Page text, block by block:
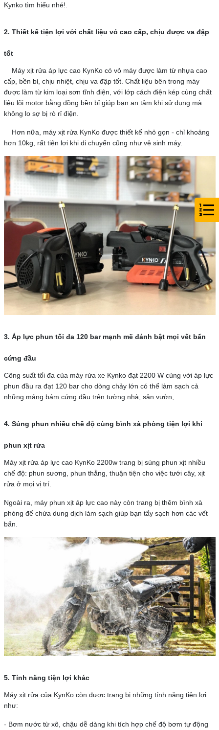
Kynko tìm hiểu nhé!.
2. Thiết kế tiện lợi với chất liệu vỏ cao cấp, chịu được va đập
tốt
Máy xịt rửa áp lực cao KynKo có vỏ máy được làm từ nhựa cao
cấp, bền bỉ, chịu nhiệt, chịu va đập tốt. Chất liệu bên trong máy
được làm từ kim loại sơn tĩnh điện, với lớp cách điện kép cùng chất
liệu lõi motor bằng đồng bền bỉ giúp bạn an tâm khi sử dụng mà
không lo sợ bị rò rỉ điện.
Hơn nữa, máy xịt rửa KynKo được thiết kế nhỏ gọn - chỉ khoảng
hơn 10kg, rất tiện lợi khi di chuyển cũng như vệ sinh máy.
3. Áp lực phun tối đa 120 bar mạnh mẽ đánh bật mọi vết bẩn
cứng đầu
Công suất tối đa của máy rửa xe Kynko đạt 2200 W cùng với áp lực
phun đầu ra đạt 120 bar cho dòng chảy lớn có thể làm sạch cả
những mảng bám cứng đầu trên tường nhà, sân vườn,...
4. Súng phun nhiều chế độ cùng bình xà phòng tiện lợi khi
phun xịt rửa
Máy xịt rửa áp lực cao KynKo 2200w trang bị súng phun xịt nhiều
chế độ: phun sương, phun thẳng, thuận tiện cho việc tưới cây, xịt
rửa ở mọi vị trí.
Ngoài ra, máy phun xịt áp lực cao này còn trang bị thêm bình xà
phòng để chứa dung dịch làm sạch giúp bạn tẩy sạch hơn các vết
bẩn.
5. Tính năng tiện lợi khác
Máy xịt rửa của KynKo còn được trang bị những tính năng tiện lợi
như:
- Bơm nước từ xô, chậu dễ dàng khi tích hợp chế độ bơm tự động